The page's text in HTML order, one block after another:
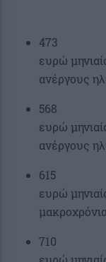
473
ευρώ
ανέργους
568
ευρώ
ανέργους
615
ευρώ
710